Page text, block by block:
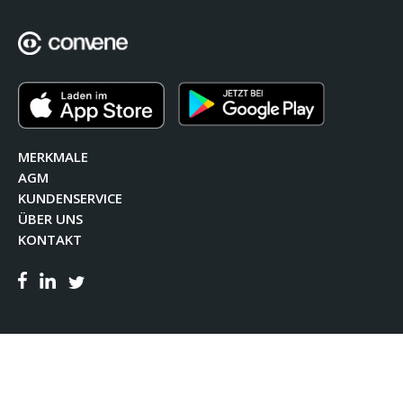
MERKMALE
AGM
KUNDENSERVICE
ÜBER UNS
KONTAKT